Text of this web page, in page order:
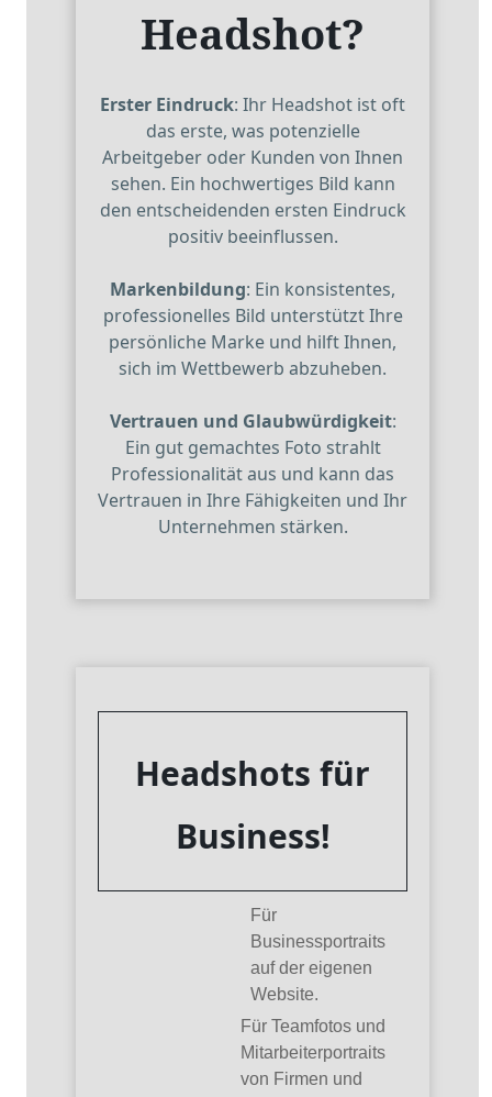
Headshot?
Erster Eindruck: Ihr Headshot ist oft
das erste, was potenzielle
Arbeitgeber oder Kunden von Ihnen
sehen. Ein hochwertiges Bild kann
den entscheidenden ersten Eindruck
positiv beeinflussen.
Markenbildung: Ein konsistentes,
professionelles Bild unterstützt Ihre
persönliche Marke und hilft Ihnen,
sich im Wettbewerb abzuheben.
Vertrauen und Glaubwürdigkeit:
Ein gut gemachtes Foto strahlt
Professionalität aus und kann das
Vertrauen in Ihre Fähigkeiten und Ihr
Unternehmen stärken.
Headshots für
Business!
Für
Businessportraits
auf der eigenen
Website.
Für Teamfotos und
Mitarbeiterportraits
von Firmen und